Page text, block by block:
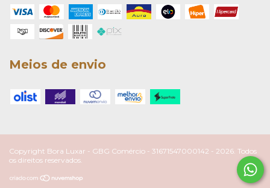
Meios de envio
Copyright Bora Luxar - GBG Comércio - 31671547000142 - 2026. Todos
os direitos reservados.